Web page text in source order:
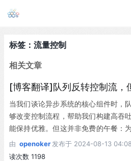
标签：流量控制
相关文章
[博客翻译]队列反转控制流，
当我们谈论异步系统的核心组件时，
够改变控制流程，帮助我们构建高吞
能保持优雅。但这并非免费的午餐：
控制的支持。 想象一下，就像时间维
率和离开率来描述队列。到达率代表
由 openoker 发布于 2024-08-13
读次数 1198